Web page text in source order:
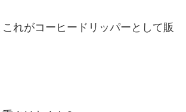
れがコーヒードリッパーとして販